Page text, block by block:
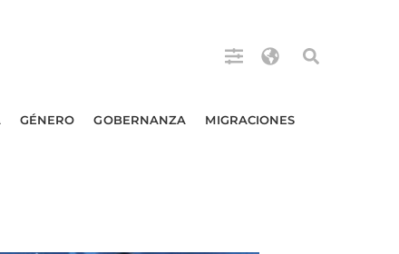
GÉNERO GOBERNANZA MIGRACIONES